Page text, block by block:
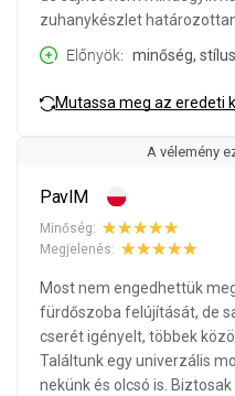
zuhanykészlet
Előnyök
minőség,
Mutassa meg az eredeti
A vélemény
PavlM
Minőség:
Megjelenés:
Most nem engedhettük
fürdőszoba felújítását, de
cserét igényelt, többek
Találtunk egy univerzális
nekünk és olcsó is.